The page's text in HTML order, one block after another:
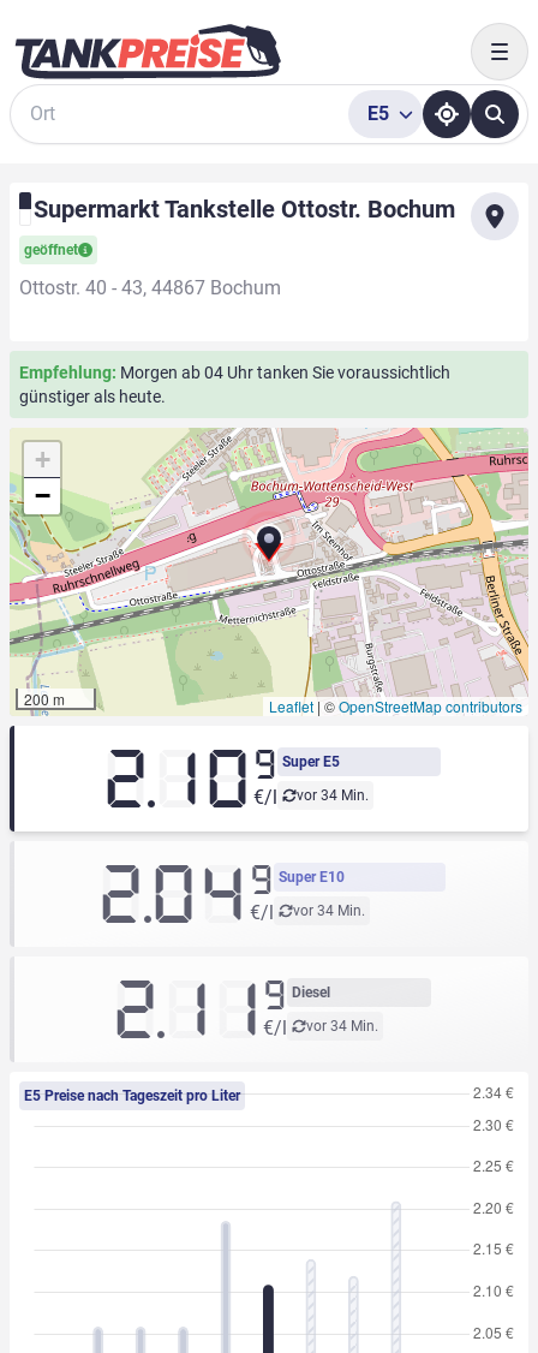
Suche
E5
Supermarkt Tankstelle Ottostr. Bochum
geöffnet
Ottostr. 40 - 43, 44867 Bochum
Empfehlung: Morgen ab 04 Uhr tanken Sie voraussichtlich
günstiger als heute.
+
−
200 m Leaflet | ©OpenStreetMap contributors
Super E5
vor 34 Min.
2.109
€/l
Super E10
vor 34 Min.
2.04 9
€/l
Diesel
vor 34 Min.
2.119
€/l
E5 Preise nach Tageszeit pro Liter